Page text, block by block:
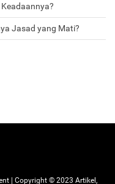
Jasad yang Mati?
| Copyright © 2023 Artikel,